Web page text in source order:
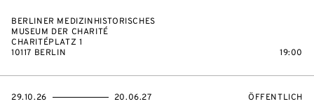
BERLINER MEDIZINHISTORISCHES
MUSEUM DER CHARITÉ
CHARITÉPLATZ 1
10117 BERLIN
19:00
EVENTBEGINSON
29.10.26
EVENTENDSON 20.06.27 ÖFFENTLICH